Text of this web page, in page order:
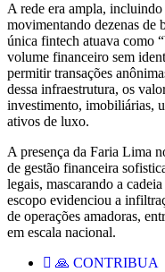
A rede era ampla,
movimentando dezenas de
única fintech atuava como
volume financeiro sem
permitir transações
dessa infraestrutura, os
investimento, imobiliárias,
ativos de luxo.
A presença da Faria Lima
de gestão financeira
legais, mascarando a
escopo evidenciou a
de operações amadoras,
em escala nacional.
🙏 CONTRIBUA